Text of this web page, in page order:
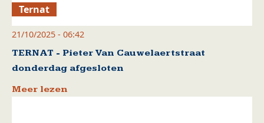
Ternat
21/10/2025 - 06:42
TERNAT - Pieter Van Cauwelaertstraat
donderdag afgesloten
Meer lezen